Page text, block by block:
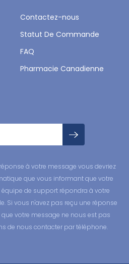
Contactez-nous
Statut De Commande
FAQ
Pharmacie Canadienne
à votre message vous devriez
que vous informant que votre
équipe de support répondra à votre
Si vous n'avez pas reçu une réponse
votre message ne nous est pas
de nous contacter par téléphone.